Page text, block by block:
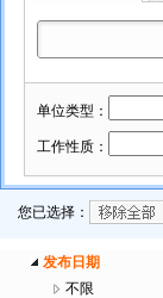
单位类型：
工作性质：
您已选择：
发布日期
不限